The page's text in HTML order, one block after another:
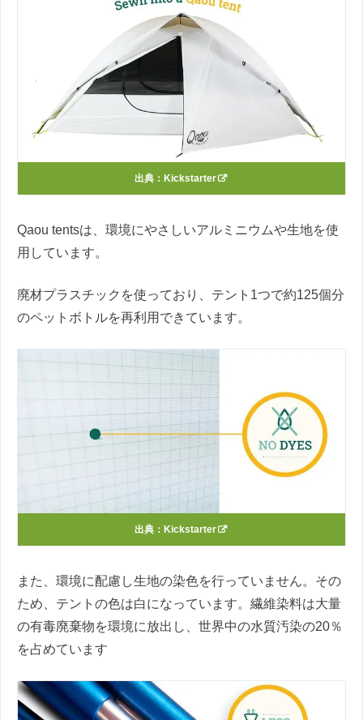
出典： Kickstarter
Qaou tentsは、環境にやさしいアルミニウムや生地を使
用しています。
廃材プラスチックを使っており、テント1つで約125個分
のペットボトルを再利用できています。
出典： Kickstarter
また、環境に配慮し生地の染色を行っていません。その
ため、テントの色は白になっています。繊維染料は大量
の有毒廃棄物を環境に放出し、世界中の水質汚染の20％
を占めています